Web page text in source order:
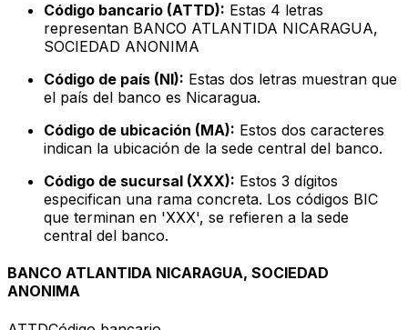
Código bancario (ATTD): Estas 4 letras
representan BANCO ATLANTIDA NICARAGUA,
SOCIEDAD ANONIMA
Código de país (NI): Estas dos letras muestran que
el país del banco es Nicaragua.
Código de ubicación (MA): Estos dos caracteres
indican la ubicación de la sede central del banco.
Código de sucursal (XXX): Estos 3 dígitos
especifican una rama concreta. Los códigos BIC
que terminan en 'XXX', se refieren a la sede
central del banco.
BANCO ATLANTIDA NICARAGUA, SOCIEDAD
ANONIMA